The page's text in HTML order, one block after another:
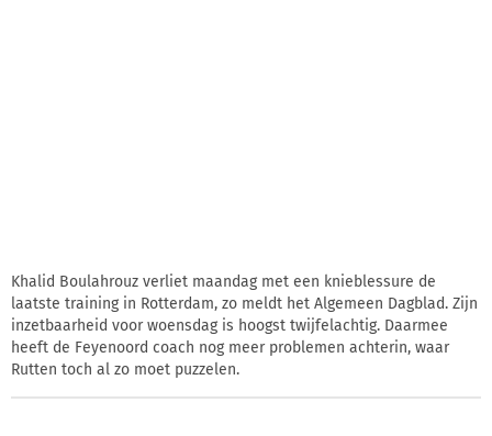
Khalid Boulahrouz verliet maandag met een knieblessure de
laatste training in Rotterdam, zo meldt het Algemeen Dagblad. Zijn
inzetbaarheid voor woensdag is hoogst twijfelachtig. Daarmee
heeft de Feyenoord coach nog meer problemen achterin, waar
Rutten toch al zo moet puzzelen.